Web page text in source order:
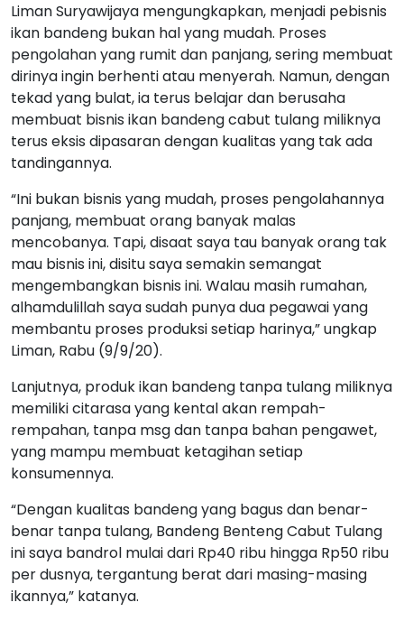
Liman Suryawijaya mengungkapkan, menjadi pebisnis
ikan bandeng bukan hal yang mudah. Proses
pengolahan yang rumit dan panjang, sering membuat
dirinya ingin berhenti atau menyerah. Namun, dengan
tekad yang bulat, ia terus belajar dan berusaha
membuat bisnis ikan bandeng cabut tulang miliknya
terus eksis dipasaran dengan kualitas yang tak ada
tandingannya.
“Ini bukan bisnis yang mudah, proses pengolahannya
panjang, membuat orang banyak malas
mencobanya. Tapi, disaat saya tau banyak orang tak
mau bisnis ini, disitu saya semakin semangat
mengembangkan bisnis ini. Walau masih rumahan,
alhamdulillah saya sudah punya dua pegawai yang
membantu proses produksi setiap harinya,” ungkap
Liman, Rabu (9/9/20).
Lanjutnya, produk ikan bandeng tanpa tulang miliknya
memiliki citarasa yang kental akan rempah-
rempahan, tanpa msg dan tanpa bahan pengawet,
yang mampu membuat ketagihan setiap
konsumennya.
“Dengan kualitas bandeng yang bagus dan benar-
benar tanpa tulang, Bandeng Benteng Cabut Tulang
ini saya bandrol mulai dari Rp40 ribu hingga Rp50 ribu
per dusnya, tergantung berat dari masing-masing
ikannya,” katanya.